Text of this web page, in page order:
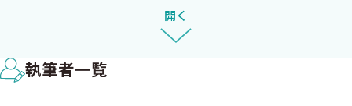
忙が重なると，経時変化の把握は難しくなります．私自身も専門外
来にいた頃には見逃していたかもしれない――だからこそ，誰もが同
じ手順で判断できる，わかりやすい早期発見フローチャートが必
要なのです．
3 腎臓診療フローチャート ポイント（２）：eGFR slope
正常なeGFR slope：加齢性変化
実際の症例ではどう考える？
開く
執筆者一覧